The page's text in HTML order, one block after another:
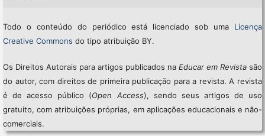
Todo o conteúdo do periódico está licenciado sob uma Licença
Creative Commons do tipo atribuição BY.
Os Direitos Autorais para artigos publicados naEducar em Revista são
do autor, com direitos de primeira publicação para a revista. A revista
é de acesso público (Open Access), sendo seus artigos de uso
gratuito, com atribuições próprias, em aplicações educacionais e não-
comerciais.